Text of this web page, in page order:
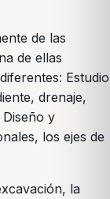
de las
de ellas
Estudio
drenaje,
y
los ejes de
la